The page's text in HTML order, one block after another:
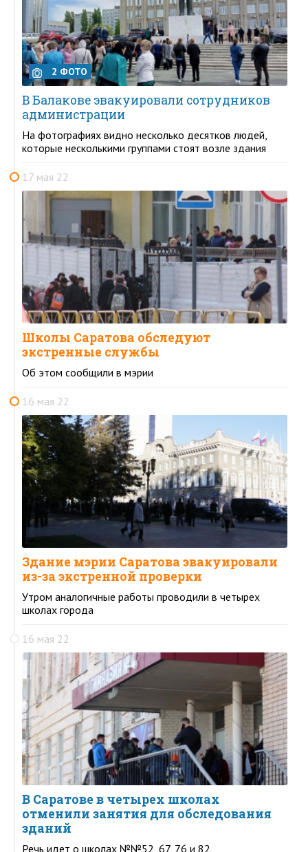
2 ФОТО
В Балакове эвакуировали сотрудников
администрации
На фотографиях видно несколько десятков людей,
которые несколькими группами стоят возле здания
17 мая 22
Школы Саратова обследуют
экстренные службы
Об этом сообщили в мэрии
16 мая 22
Здание мэрии Саратова эвакуировали
из-за экстренной проверки
Утром аналогичные работы проводили в четырех
школах города
16 мая 22
В Саратове в четырех школах
отменили занятия для обследования
зданий
Речь идет о школах №№52, 67, 76 и 82